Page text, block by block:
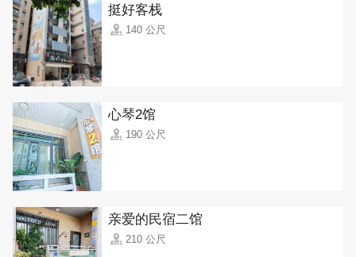
挺好客栈
140 公尺
心琴2馆
190 公尺
亲爱的民宿二馆
210 公尺